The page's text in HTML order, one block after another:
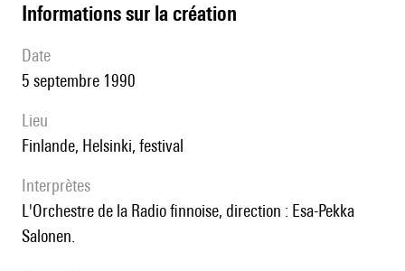
informations sur la création
date
5 septembre 1990
lieu
Finlande, Helsinki, festival
interprètes
l'Orchestre de la Radio finnoise, direction : Esa-Pekka
Salonen.